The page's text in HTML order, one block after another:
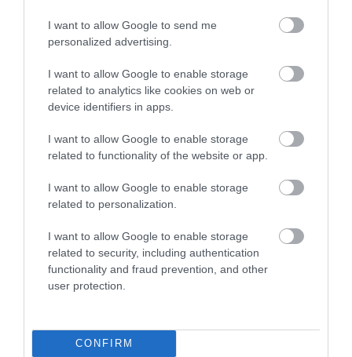
I want to allow Google to send me
personalized advertising.
I want to allow Google to enable storage
related to analytics like cookies on web or
device identifiers in apps.
I want to allow Google to enable storage
related to functionality of the website or app.
I want to allow Google to enable storage
related to personalization.
I want to allow Google to enable storage
related to security, including authentication
functionality and fraud prevention, and other
user protection.
CONFIRM
A szakértők szerint ezekre a helyekre
szállodai szobánkban
matrac önmagában nem elég, ha éveken át
ugyanúgy terheljük. A hotelek rendszeresen
hogy az ágy ne süppedjen be egyetlen ponton.
azért van szükség, mert a test súlya nem
egyenletesen oszlik el a matracon, így idővel
bizonyos pontok nagyobb terhelést kaphatnak.
A rendszerestisztítás
a vegyszereket, amelyek hosszú távon károsíthatják